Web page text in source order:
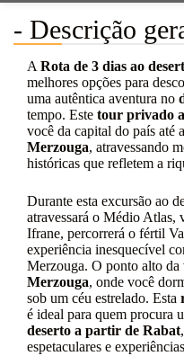
- Descrição
A Rota de 3 dias ao
melhores opções para
uma autêntica aventura no
tempo. Este tour privado
você da capital do país até
Merzouga, atravessando
históricas que refletem a
Durante esta excursão ao
atravessará o Médio Atlas,
Ifrane, percorrerá o fértil
experiência inesquecível
Merzouga. O ponto alto da
Merzouga, onde você
sob um céu estrelado. Esta
é ideal para quem procura
deserto a partir de Rabat
espetaculares e